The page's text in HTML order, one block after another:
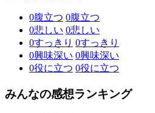
0腹立つ 0腹立つ
0悲しい 0悲しい
0すっきり 0すっきり
0興味深い 0興味深い
0役に立つ 0役に立つ
みんなの感想ランキング